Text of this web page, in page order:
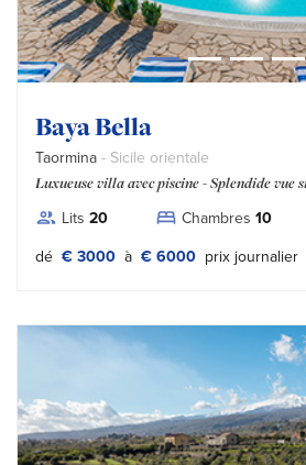
Baya Bella
Taormina - Sicile orientale
Luxueuse villa avec piscine - Splendide vue
Lits 20 Chambres 10
dé € 3000 à € 6000 Tipo prezzo:
prix journalier